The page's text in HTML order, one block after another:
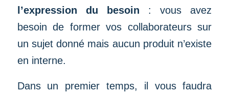
l’expression du besoin : vous avez
besoin de former vos collaborateurs sur
un sujet donné mais aucun produit n’existe
en interne.
Dans un premier temps, il vous faudra